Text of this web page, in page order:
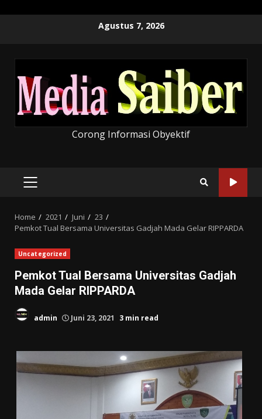
Agustus 7, 2026
Corong Informasi Obyektif
PRIMARY
Home 2021 Juni
23
Pemkot Tual Bersama Universitas Gadjah Mada Gelar RIPPARDA
Uncategorized
Pemkot Tual Bersama Universitas Gadjah
Mada Gelar RIPPARDA
admin Juni 23, 2021 3 min read